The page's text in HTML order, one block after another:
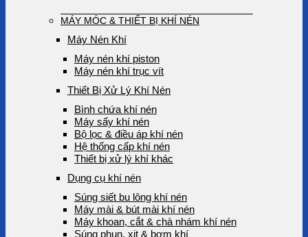
MÁY MÓC & THIẾT BỊ KHÍ NÉN
Máy Nén Khí
Máy nén khí piston
Máy nén khí trục vít
Thiết Bị Xử Lý Khí Nén
Bình chứa khí nén
Máy sấy khí nén
Bộ lọc & điều áp khí nén
Hệ thống cấp khí nén
Thiết bị xử lý khí khác
Dụng cụ khí nén
Súng siết bu lông khí nén
Máy mài & bút mài khí nén
Máy khoan, cắt & chà nhám khí nén
Súng phun, xịt & bơm khí